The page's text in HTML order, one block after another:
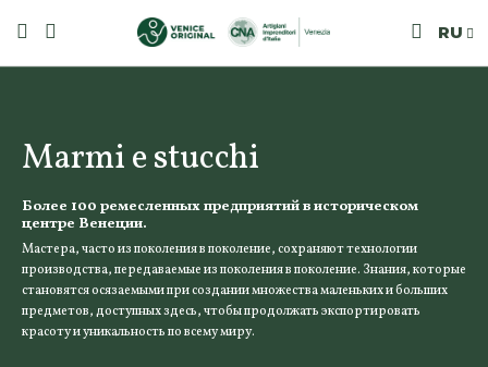
RU
Marmi e stucchi
Более 100 ремесленных предприятий в историческом
центре Венеции.
Мастера, часто из поколения в поколение, сохраняют технологии
производства, передаваемые из поколения в поколение. Знания, которые
становятся осязаемыми при создании множества маленьких и больших
предметов, доступных здесь, чтобы продолжать экспортировать
красоту и уникальность по всему миру.